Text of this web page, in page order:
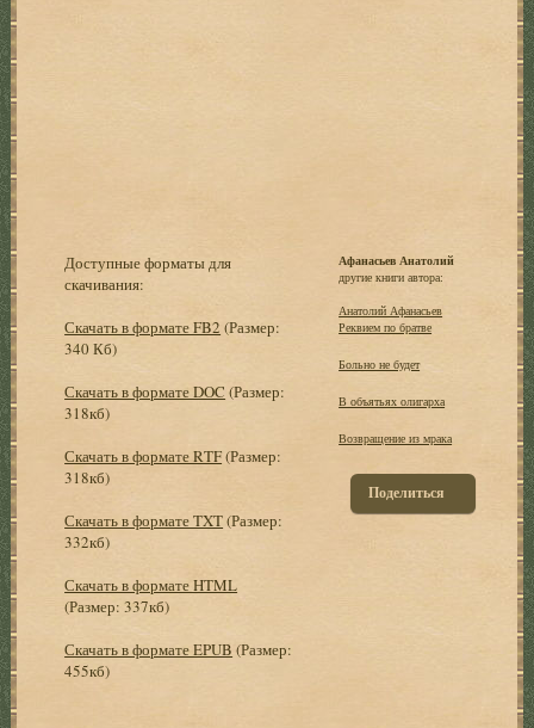
Доступные форматы для
скачивания:
Скачать в формате FB2 (Размер:
340 Кб)
Скачать в формате DOC (Размер:
318кб)
Скачать в формате RTF(Размер:
318кб)
Скачать в формате TXT(Размер:
332кб)
Скачать в формате HTML
(Размер: 337кб)
Скачать в формате EPUB (Размер:
455кб)
Афанасьев Анатолий
другие книги автора:
Анатолий Афанасьев
Реквием по братве
Больно не будет
В объятьях олигарха
Возвращение из мрака
Поделиться